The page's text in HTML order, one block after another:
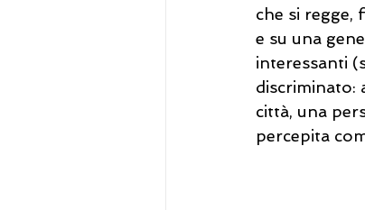
che si regge,
e su una
interessanti
discriminato:
città, una
percepita